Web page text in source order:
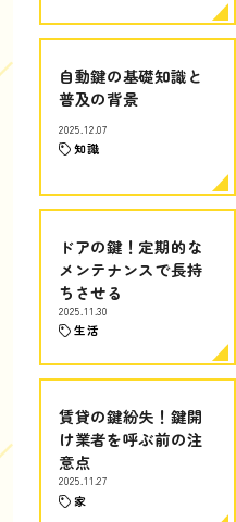
自動鍵の基礎知識と
普及の背景
2025.12.07
知識
ドアの鍵！定期的な
メンテナンスで長持
ちさせる
2025.11.30
生活
賃貸の鍵紛失！鍵開
け業者を呼ぶ前の注
意点
2025.11.27
家